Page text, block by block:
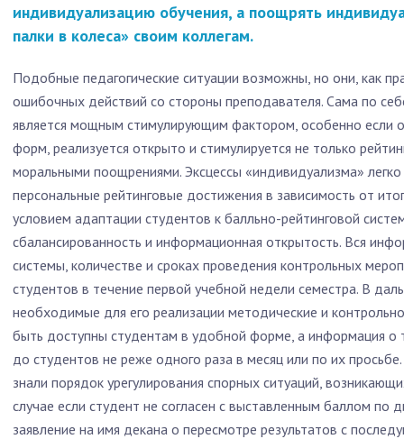
индивидуализацию обучения, а поощрять
палки в колеса» своим коллегам.
Подобные педагогические ситуации возможны, но они, как
ошибочных действий со стороны преподавателя. Сама по
является мощным стимулирующим фактором, особенно если
форм, реализуется открыто и стимулируется не только
моральными поощрениями. Эксцессы «индивидуализма»
персональные рейтинговые достижения в зависимость от
условием адаптации студентов к балльно-рейтинговой
сбалансированность и информационная открытость. Вся
системы, количестве и сроках проведения контрольных
студентов в течение первой учебной недели семестра. В
необходимые для его реализации методические и
быть доступны студентам в удобной форме, а информация о
до студентов не реже одного раза в месяц или по их
знали порядок урегулирования спорных ситуаций,
случае если студент не согласен с выставленным баллом по
заявление на имя декана о пересмотре результатов с